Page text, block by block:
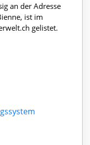
an der Adresse
ist im
gelistet.